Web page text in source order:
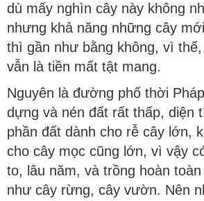
dù mấy nghìn cây này không
nhưng khả năng những cây
thì gần như bằng không, vì
vẫn là tiền mất tật mang.
Nguyên là đường phố thời
dựng và nén đất rất thấp, diện
phần đất dành cho rễ cây lớn,
cho cây mọc cũng lớn, vì vậy
to, lâu năm, và trồng hoàn
như cây rừng, cây vườn. Nên